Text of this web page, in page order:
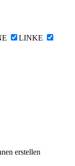
LINKE
erstellen